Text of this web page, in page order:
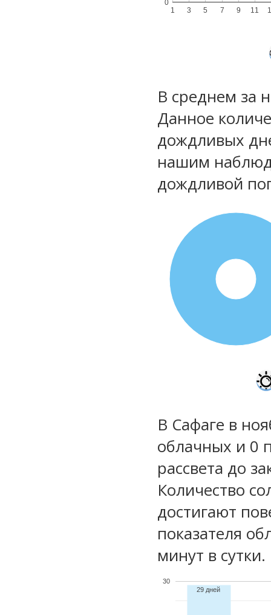
1 3 5 7 9 11
0
В среднем за
Данное
дождливых
нашим
дождливой
В Сафаге в
облачных и 0
рассвета до
Количество
достигают
показателя
минут в сутки.
30
29 дней